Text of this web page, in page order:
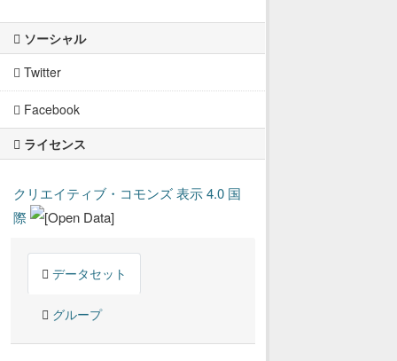
ソーシャル
Twitter
Facebook
ライセンス
クリエイティブ・コモンズ 表示 4.0 国
際
データセット
グループ